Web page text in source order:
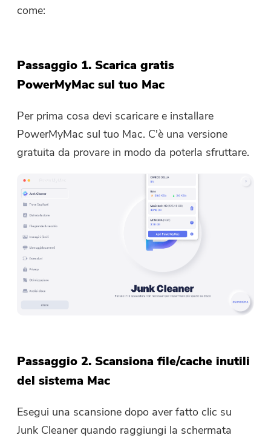
come:
Passaggio 1. Scarica gratis
PowerMyMac sul tuo Mac
Per prima cosa devi scaricare e installare
PowerMyMac sul tuo Mac. C'è una versione
gratuita da provare in modo da poterla sfruttare.
Passaggio 2. Scansiona file/cache inutili
del sistema Mac
Esegui una scansione dopo aver fatto clic su
Junk Cleaner quando raggiungi la schermata
Abbonati alle nostre notizie sulle
applicazioni iMyMac.
Questo software può essere
Mac. Puoi inserire il tuo indirizzo
e-mail per ottenere il link per il
download e il codice coupon. Se
Negozio.
Inserisci un indirizzo email valido.
Il link per il download e il codice
coupon sono stati inviati alla tua
email user@email.com
direttamente il software.